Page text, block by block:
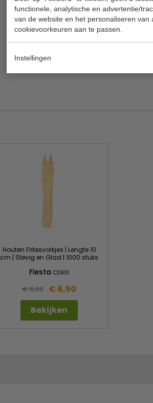
functionele, analytische en advertentie/
van de website en het personaliseren
cookievoorkeuren aan te passen.
Instellingen
Houten Fritesvorkjes | Lengte 10
cm | Stevig en Glad | 1000 stuks
Fiesta CD901
€ 6,89
€ 6,50
Bekijken